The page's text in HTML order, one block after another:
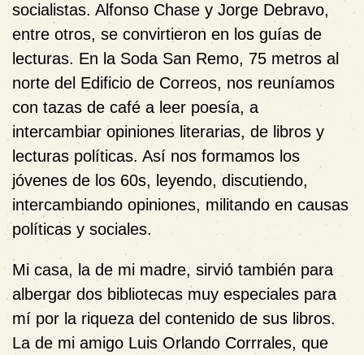
socialistas. Alfonso Chase y Jorge Debravo,
entre otros, se convirtieron en los guías de
lecturas. En la Soda San Remo, 75 metros al
norte del Edificio de Correos, nos reuníamos
con tazas de café a leer poesía, a
intercambiar opiniones literarias, de libros y
lecturas políticas. Así nos formamos los
jóvenes de los 60s, leyendo, discutiendo,
intercambiando opiniones, militando en causas
políticas y sociales.
Mi casa, la de mi madre, sirvió también para
albergar dos bibliotecas muy especiales para
mí por la riqueza del contenido de sus libros.
La de mi amigo Luis Orlando Corrrales, que